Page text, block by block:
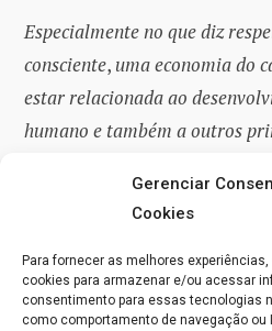
Gerenciar
Cookies
Para fornecer as melhores
cookies para armazenar e/ou acessar
consentimento para essas tecnologias
como comportamento de navegação
Especialmente no que diz
consciente, uma economia do
estar relacionada ao
humano e também a outros
modo de vida
um dos fatores do